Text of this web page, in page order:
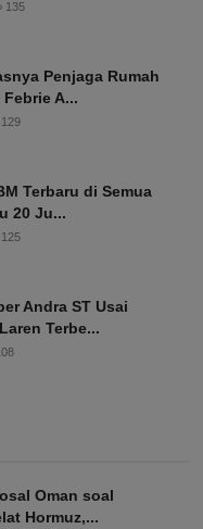
135
Penjaga Rumah
A...
129
Terbaru di Semua
20 Ju...
125
Andra ST Usai
Terbe...
Oman soal
Hormuz,...